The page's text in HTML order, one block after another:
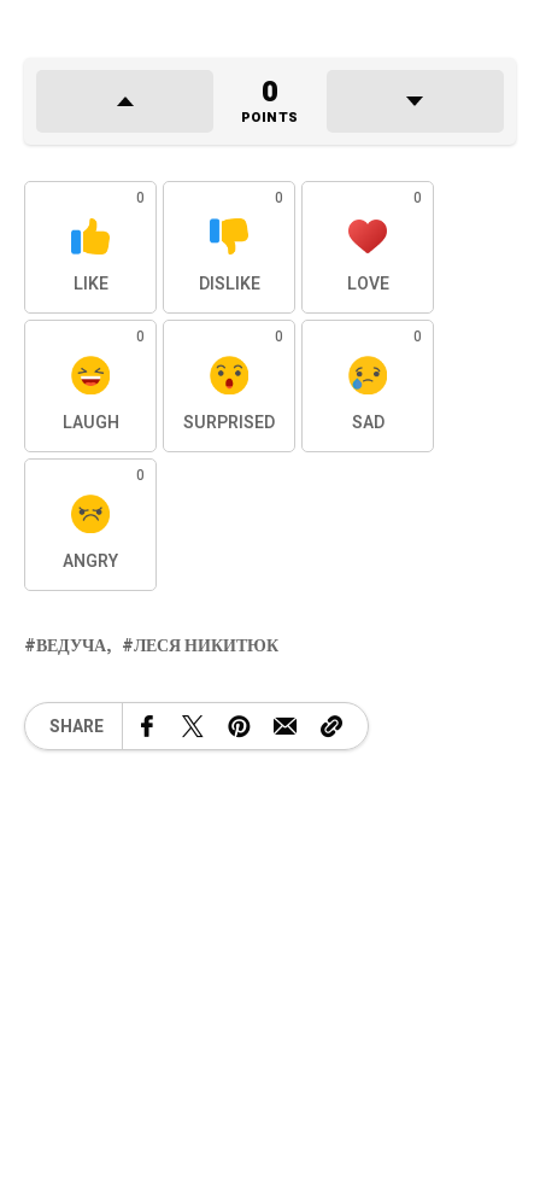
0
POINTS
0
LIKE
0
DISLIKE
0
LOVE
0
LAUGH
0
SURPRISED
0
SAD
0
ANGRY
ВЕДУЧА ЛЕСЯ НИКИТЮК
SHARE